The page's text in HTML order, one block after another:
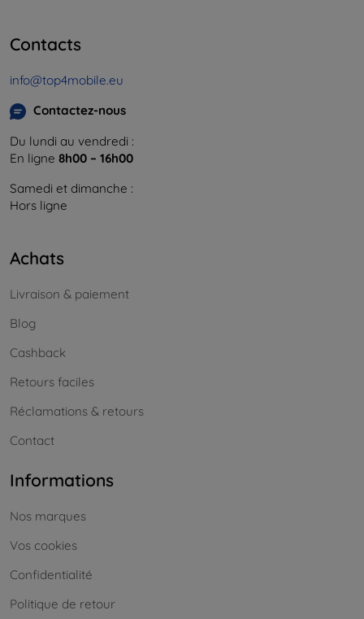
Contacts
info@top4mobile.eu
Contactez-nous
Du lundi au vendredi :
En ligne 8h00 – 16h00
Samedi et dimanche :
Hors ligne
Achats
Livraison & paiement
Blog
Cashback
Retours faciles
Réclamations & retours
Contact
Informations
Nos marques
Vos cookies
Confidentialité
Politique de retour